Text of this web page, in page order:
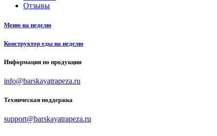
Отзывы
Меню на неделю
Конструктор еды на неделю
Информация по продукции
info@barskayatrapeza.ru
Техническая поддержка
support@barskayatrapeza.ru